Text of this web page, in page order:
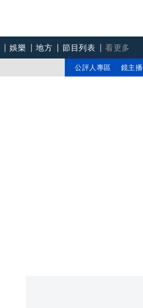
娛樂 地方 節目列表
看更多
公評人專區 鏡主播